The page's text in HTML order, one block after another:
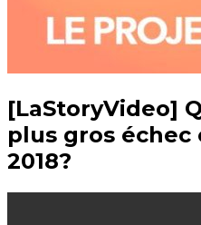
[LaStoryVideo]
plus gros échec
2018?